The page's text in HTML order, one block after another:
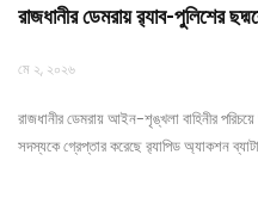
রাজধানীর ডেমরায় র‍্যাব-পুলিশের
মে ২, ২০২৬
রাজধানীর ডেমরায় আইন-শৃঙ্খলা বাহিনীর
সদস্যকে গ্রেপ্তার করেছে র‍্যাপিড অ্যাকশন